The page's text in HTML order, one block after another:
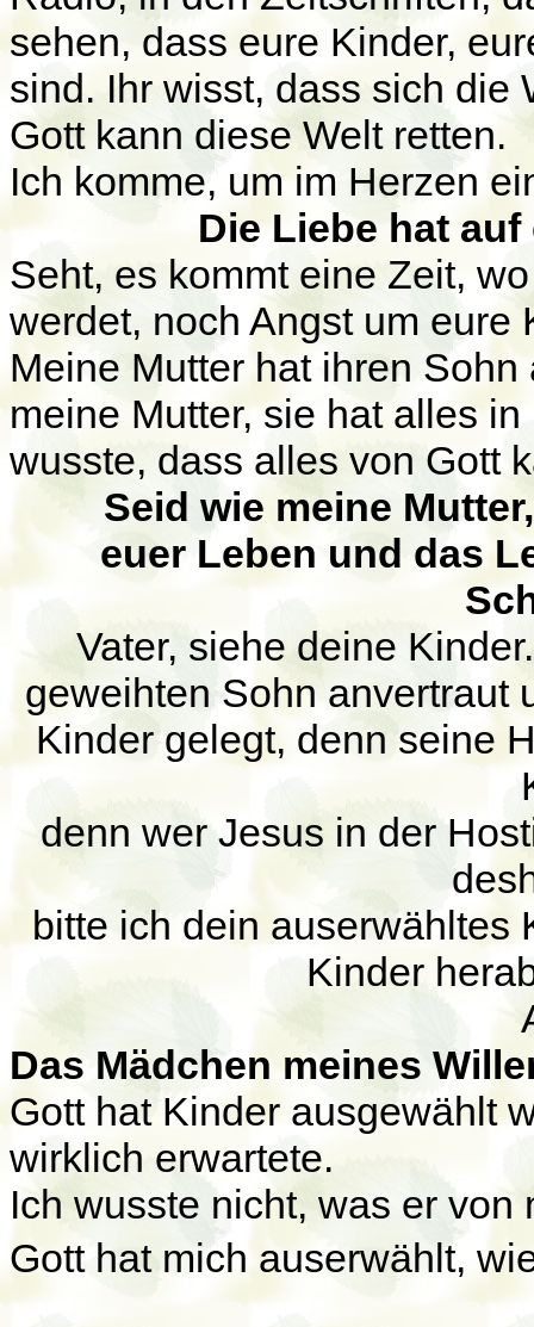
sehen, dass eure Kinder,
sind. Ihr wisst, dass sich die
Gott kann diese Welt retten.
Ich komme, um im Herzen
Die Liebe hat
Seht, es kommt eine Zeit,
werdet, noch Angst um eure
Meine Mutter hat ihren
meine Mutter, sie hat alles
wusste, dass alles von Gott
Seid wie meine
euer Leben und das
Vater, siehe deine
geweihten Sohn anvertraut
Kinder gelegt, denn seine
denn wer Jesus in der
bitte ich dein auserwähltes
Kinder
Das Mädchen meines
Gott hat Kinder ausgewählt
wirklich erwartete.
Ich wusste nicht, was er von
Gott hat mich auserwählt,